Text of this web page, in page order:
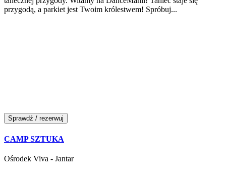
przygodą, a parkiet jest Twoim królestwem! Spróbuj...
Sprawdź / rezerwuj
CAMP SZTUKA
Ośrodek Viva - Jantar